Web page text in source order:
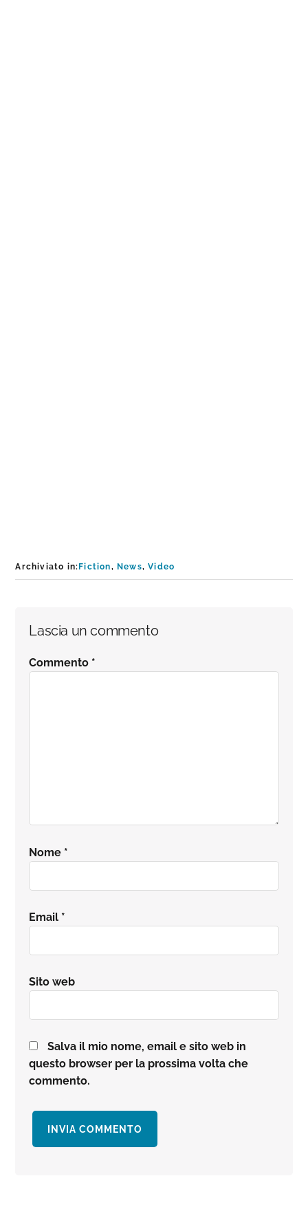
Archiviato in: Fiction, News,Video
Interazioni
del
Lascia un commento
Commento *
Nome *
Email *
Sito web
Salva il mio nome, email e sito web in
questo browser per la prossima volta che
commento.